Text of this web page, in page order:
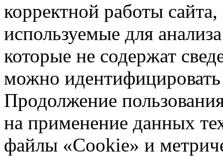
корректной работы
используемые для
которые не содержат
можно идентифицировать
Продолжение
на применение данных
файлы «Cookie» и